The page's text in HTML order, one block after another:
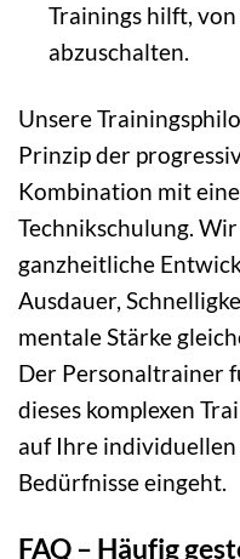
Trainings hilft,
abzuschalten.
Unsere
Prinzip der
Kombination mit
Technikschulung.
ganzheitliche
Ausdauer,
mentale Stärke
Der Personaltrainer
dieses komplexen
auf Ihre
Bedürfnisse eingeht.
FAQ – Häufig